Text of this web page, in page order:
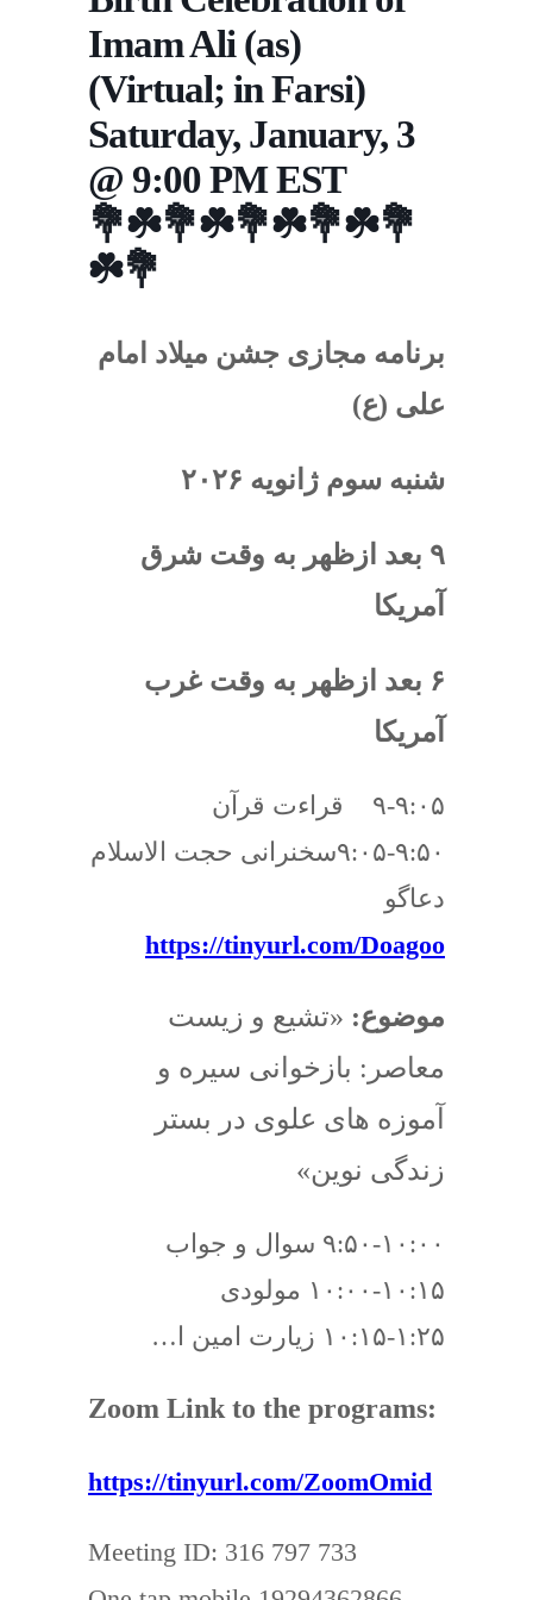
Imam Ali (as)
(Virtual; in Farsi)
Saturday, January, 3
@ 9:00 PM EST
💐☘️💐☘️💐☘️💐☘️💐
☘️💐
برنامه مجازی جشن میلاد امام
علی (ع)
شنبه سوم ژانویه ۲۰۲۶
۹ بعد ازظهر به وقت شرق
آمریکا
۶ بعد ازظهر به وقت غرب
آمریکا
۹-۹:۰۵ قراءت قرآن
۹:۰۵-۹:۵۰سخنرانی حجت الاسلام
دعاگو
https://tinyurl.com/Doagoo
موضوع: «تشیع و زیست
معاصر: بازخوانی سیره و
آموزه های علوی در بستر
زندگی نوین»
۹:۵۰-۱۰:۰۰ سوال و جواب
۱۰:۰۰-۱۰:۱۵ مولودی
۱۰:۱۵-۱:۲۵ زیارت امین ا…
Zoom Link to the programs:
https://tinyurl.com/ZoomOmid
Meeting ID: 316 797 733